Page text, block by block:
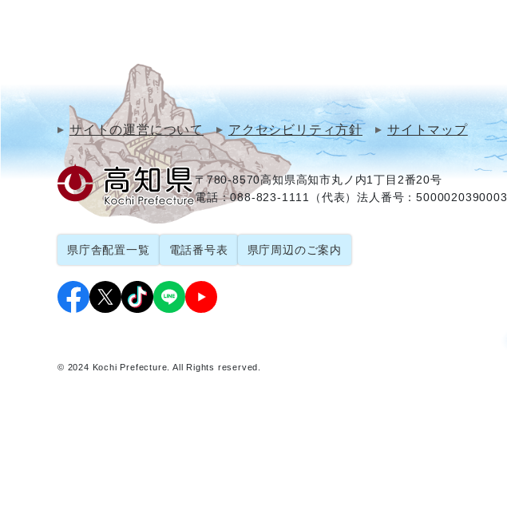
サイトの運営について アクセシビリティ方針 サイトマップ
〒780-8570高知県高知市丸ノ内1丁目2番20号
電話：088-823-1111（代表）法人番号：5000020390003
県庁舎配置一覧 電話番号表 県庁周辺のご案内
© 2024 Kochi Prefecture. All Rights reserved.